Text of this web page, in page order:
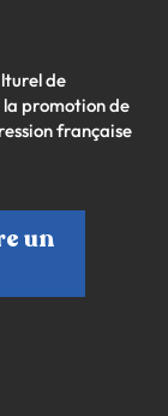
de
la promotion de
française
un